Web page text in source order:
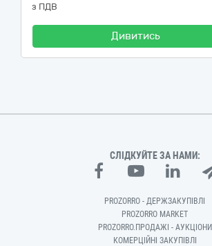
з ПДВ
Дивитись
СЛІДКУЙТЕ ЗА НАМИ:
PROZORRO - ДЕРЖЗАКУПІВЛІ
PROZORRO MARKET
PROZORRO.ПРОДАЖІ - АУКЦІОНИ
КОМЕРЦІЙНІ ЗАКУПІВЛІ